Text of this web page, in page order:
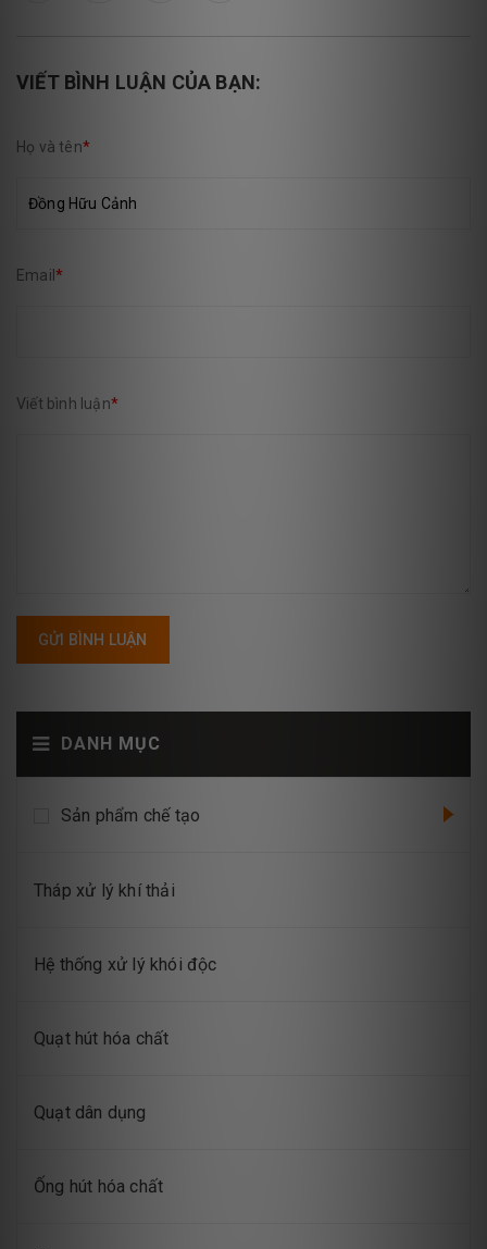
DANH MỤC
Sản phẩm chế tạo
Tháp xử lý khí thải
Hệ thống xử lý khói độc
Quạt hút hóa chất
Quạt dân dụng
Ống hút hóa chất
VIẾT BÌNH LUẬN CỦA BẠN:
Họ và tên*
Email *
Viết bình luận*
GỬI BÌNH LUẬN